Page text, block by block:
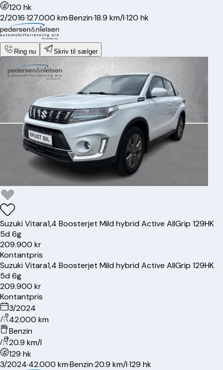
120 hk
2/2016·127.000 km·Benzin·18.9 km/l·120 hk
Ring nu Skriv til sælger
SuzukiVitara1,4 Boosterjet Mild hybrid Active AllGrip 129HK
5d 6g
209.900 kr
Kontantpris
SuzukiVitara1,4 Boosterjet Mild hybrid Active AllGrip 129HK
5d 6g
209.900 kr
Kontantpris
3/2024
42.000 km
Benzin
20.9 km/l
129 hk
3/2024·42.000 km·Benzin·20.9 km/l·129 hk